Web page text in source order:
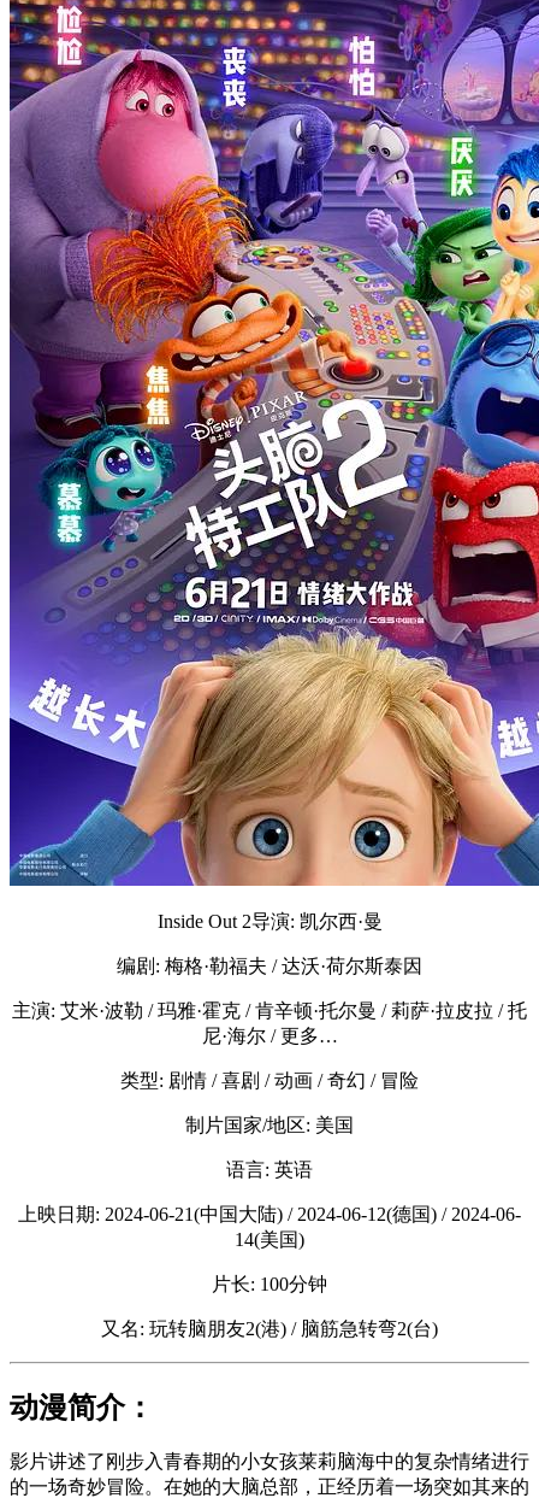
Inside Out 2导演: 凯尔西·曼
编剧: 梅格·勒福夫 / 达沃·荷尔斯泰因
主演: 艾米·波勒 / 玛雅·霍克 / 肯辛顿·托尔曼 / 莉萨·拉皮拉 / 托
尼·海尔 / 更多…
类型: 剧情 / 喜剧 / 动画 / 奇幻 / 冒险
制片国家/地区: 美国
语言: 英语
上映日期: 2024-06-21(中国大陆) / 2024-06-12(德国) / 2024-06-
14(美国)
片长: 100分钟
又名: 玩转脑朋友2(港) / 脑筋急转弯2(台)
动漫简介：
影片讲述了刚步入青春期的小女孩莱莉脑海中的复杂情绪进行
的一场奇妙冒险。在她的大脑总部，正经历着一场突如其来的